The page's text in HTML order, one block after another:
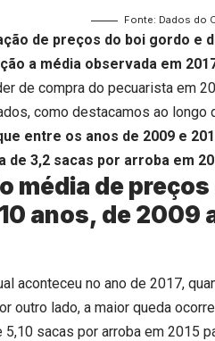
Fonte: Dados do
de preços do boi gordo e
a média observada em
de compra do pecuarista em
como destacamos ao longo
entre os anos de 2009 e
de 3,2 sacas por arroba em
média de
anos, de 2009
aconteceu no ano de 2017,
outro lado, a maior queda
5,10 sacas por arroba em 2015